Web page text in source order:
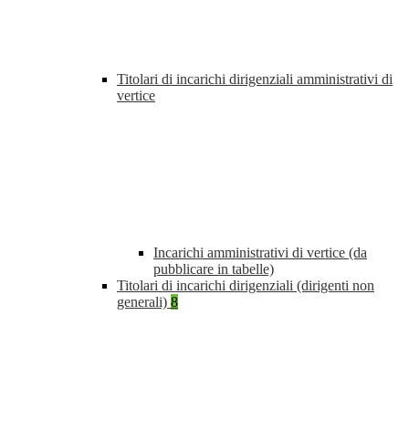
Titolari di incarichi dirigenziali amministrativi di
vertice
Incarichi amministrativi di vertice (da
pubblicare in tabelle)
Titolari di incarichi dirigenziali (dirigenti non
generali) 8